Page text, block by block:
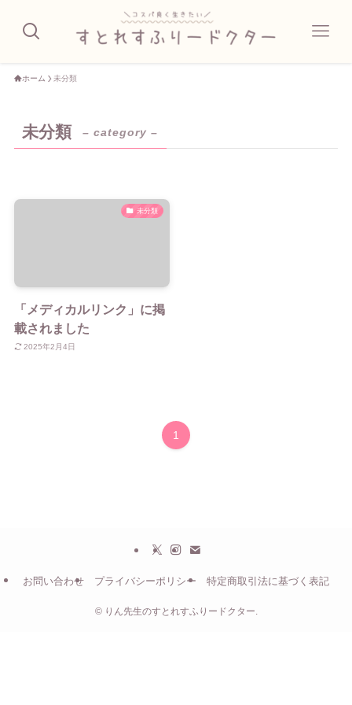
ホーム 未分類
未分類 – category –
未分類
「メディカルリンク」に掲
載されました
2025年2月4日
1
お問い合わせ プライバシーポリシー 特定商取引法に基づく表記
©りん先生のすとれすふりードクター.